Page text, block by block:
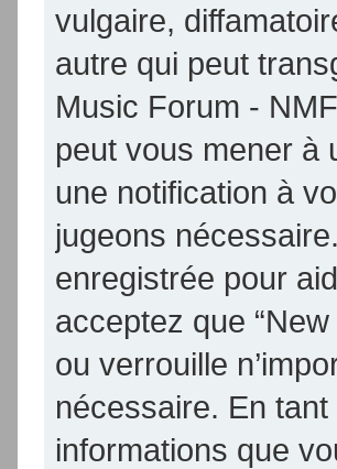
vulgaire,
autre qui peut
Music Forum -
peut vous mener à
une notification à
jugeons
enregistrée pour
acceptez que
ou verrouille
nécessaire. En
informations que